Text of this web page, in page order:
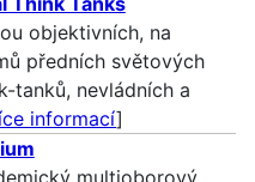
objektivních, na
předních světových
tanků, nevládních a
informací]
multioborový